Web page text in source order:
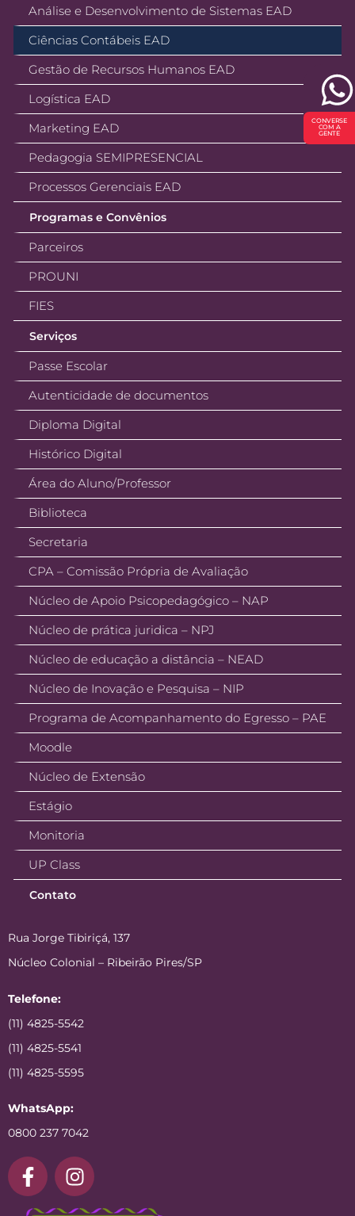
Análise e Desenvolvimento de Sistemas EAD
Ciências Contábeis EAD
Gestão de Recursos Humanos EAD
Logística EAD
Marketing EAD
Pedagogia SEMIPRESENCIAL
Processos Gerenciais EAD
Programas e Convênios
Parceiros
PROUNI
FIES
Serviços
Passe Escolar
Autenticidade de documentos
Diploma Digital
Histórico Digital
Área do Aluno/Professor
Biblioteca
Secretaria
CPA – Comissão Própria de Avaliação
Núcleo de Apoio Psicopedagógico – NAP
Núcleo de prática juridica – NPJ
Núcleo de educação a distância – NEAD
Núcleo de Inovação e Pesquisa – NIP
Programa de Acompanhamento do Egresso – PAE
Moodle
Núcleo de Extensão
Estágio
Monitoria
UP Class
Contato
Rua Jorge Tibiriçá, 137
Núcleo Colonial – Ribeirão Pires/SP
Telefone:
(11) 4825-5542
(11) 4825-5541
(11) 4825-5595
WhatsApp:
0800 237 7042
CONVERSE
COM A
GENTE